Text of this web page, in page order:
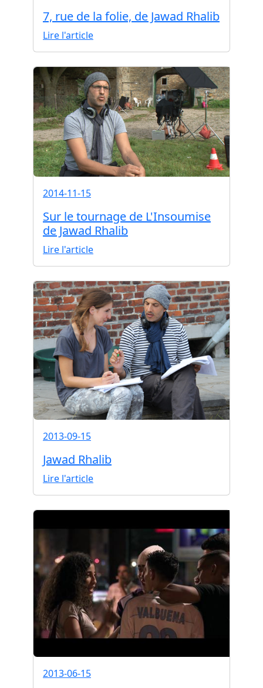
7, rue de la folie, de Jawad Rhalib
Lire l'article
2014-11-15
Sur le tournage de L'Insoumise
de Jawad Rhalib
Lire l'article
2013-09-15
Jawad Rhalib
Lire l'article
2013-06-15